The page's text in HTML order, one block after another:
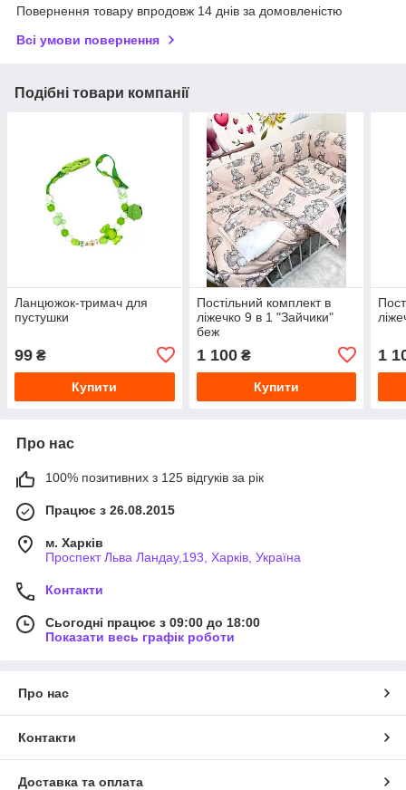
Повернення товару впродовж 14 днів за домовленістю
Всі умови повернення
Подібні товари компанії
Ланцюжок-тримач для
пустушки
99 ₴
Купити
Постільний комплект в
ліжечко 9 в 1 "Зайчики"
беж
1 100₴
Купити
1
Про нас
100% позитивних з 125 відгуків за рік
Працює з 26.08.2015
м. Харків
Проспект Льва Ландау,193, Харків, Україна
Контакти
Сьогодні працює з 09:00 до 18:00
Показати весь графік роботи
Про нас
Контакти
Доставка та оплата